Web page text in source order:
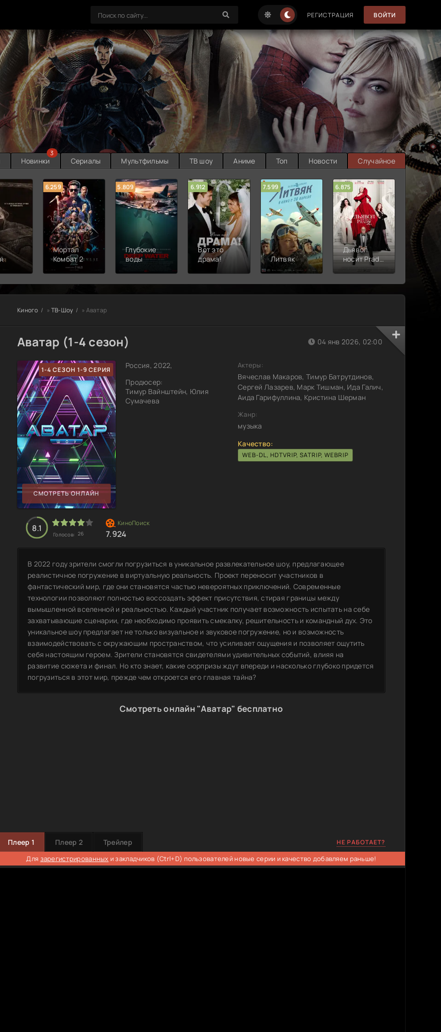
РЕГИСТРАЦИЯ ВОЙТИ
Новинки
3
Сериалы Мультфильмы ТВ шоу Аниме Топ Новости Случайное
6.259
Мортал
Комбат 2
5.809
Глубокие
воды
6.912
Вот это
драма!
7.599
Литвяк
6.875
Дьявол
носит Prada
2
6.314
Киного » ТВ-Шоу » Аватар
Аватар (1-4 сезон)
1-4 СЕЗОН 1-9 СЕРИЯ
СМОТРЕТЬ ОНЛАЙН
Россия, 2022,
Продюсер:
Тимур Вайнштейн, Юлия
Сумачева
04 янв 2026, 02:00
Актеры:
Вячеслав Макаров, Тимур Батрутдинов,
Сергей Лазарев, Марк Тишман, Ида Галич,
Аида Гарифуллина, Кристина Шерман
Жанр:
музыка
Качество:
WEB-DL, HDTVRIP, SATRIP, WEBRIP
8.1
Голосов: 26 7.924
В 2022 году зрители смогли погрузиться в уникальное развлекательное шоу, предлагающее
реалистичное погружение в виртуальную реальность. Проект переносит участников в
фантастический мир, где они становятся частью невероятных приключений. Современные
технологии позволяют полностью воссоздать эффект присутствия, стирая границы между
вымышленной вселенной и реальностью. Каждый участник получает возможность испытать на себе
захватывающие сценарии, где необходимо проявить смекалку, решительность и командный дух. Это
уникальное шоу предлагает не только визуальное и звуковое погружение, но и возможность
взаимодействовать с окружающим пространством, что усиливает ощущения и позволяет ощутить
себя настоящим героем. Зрители становятся свидетелями удивительных событий, влияя на
развитие сюжета и финал. Но кто знает, какие сюрпризы ждут впереди и насколько глубоко придется
погрузиться в этот мир, прежде чем откроется его главная тайна?
Смотреть онлайн "Аватар" бесплатно
Плеер 1 Плеер 2 Трейлер НЕ РАБОТАЕТ?
Для зарегистрированных и закладчиков (Ctrl+D) пользователей новые серии и качество добавляем раньше!